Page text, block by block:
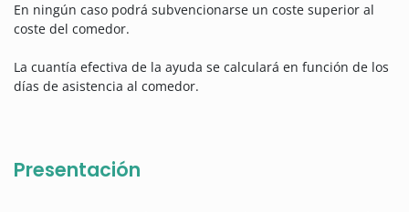
En ningún caso podrá subvencionarse un coste superior al
coste del comedor.
La cuantía efectiva de la ayuda se calculará en función de los
días de asistencia al comedor.
Presentación